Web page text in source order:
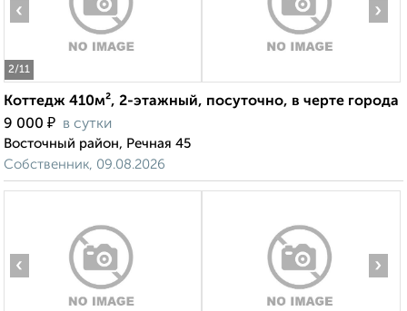
2/11
‹ ›
Коттедж 410м², 2-этажный, посуточно, в черте города
9 000 ₽ в сутки
Восточный район, Речная 45
Собственник, 09.08.2026
‹ ›